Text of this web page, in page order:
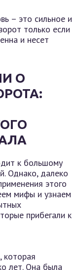
– это сильное и
только если
и несет
О
к большому
Однако, далеко
этого
мифы и узнаем
прибегали к
лет. Она была